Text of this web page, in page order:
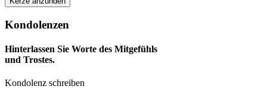
Kondolenzen
Hinterlassen Sie Worte des Mitgefühls
und Trostes.
Kondolenz schreiben